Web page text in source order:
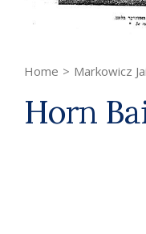
Home > Markowicz
Horn